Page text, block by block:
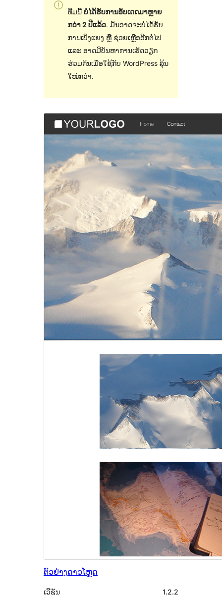
ທີມນີ້ ບໍ່ໄດ້ຮັບການອັບເດດມາຫຼາຍ
ກວ່າ 2 ປີແລ້ວ. ມັນອາດຈະບໍ່ໄດ້ຮັບ
ການເບິ່ງແຍງ ຫຼື ຊ່ວຍເຫຼືອອີກຕໍ່ໄປ
ແລະ ອາດມີບັນຫາການເຮັດວຽກ
ຮ່ວມກັນເມື່ອໃຊ້ກັບ WordPress ລຸ້ນ
ໃໝ່ກວ່າ.
ຕົວຢ່າງດາວໂຫຼດ
ເວີຊັນ
1.2.2